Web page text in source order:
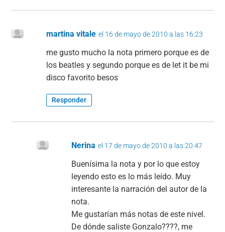
martina vitale el 16 de mayo de 2010 a las 16:23
me gusto mucho la nota primero porque es de
los beatles y segundo porque es de let it be mi
disco favorito besos
Responder
Nerina el 17 de mayo de 2010 a las 20:47
Buenísima la nota y por lo que estoy
leyendo esto es lo más leído. Muy
interesante la narración del autor de la
nota.
Me gustarían más notas de este nivel.
De dónde saliste Gonzalo????, me